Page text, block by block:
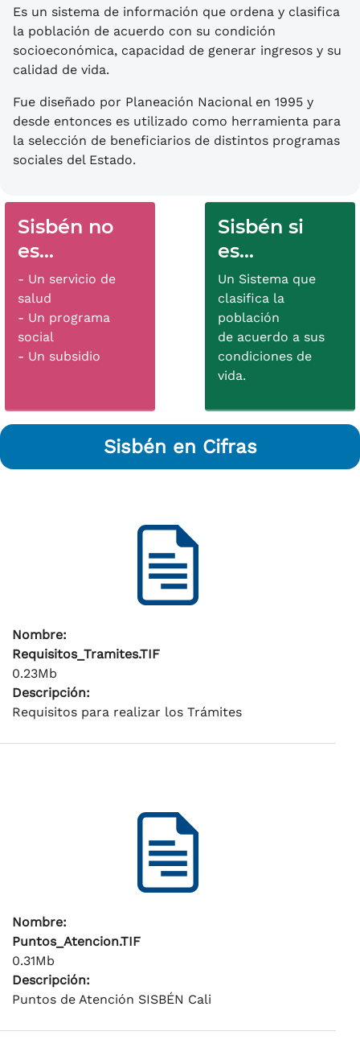
Es un sistema de información que ordena y clasifica
la población de acuerdo con su condición
socioeconómica, capacidad de generar ingresos y su
calidad de vida.
Fue diseñado por Planeación Nacional en 1995 y
desde entonces es utilizado como herramienta para
la selección de beneficiarios de distintos programas
sociales del Estado.
Sisbén no
es...
- Un servicio de
salud
- Un programa
social
- Un subsidio
Sisbén si
es...
Un Sistema que
clasifica la
población
de acuerdo a sus
condiciones de
vida.
Sisbén en Cifras
Nombre:
Requisitos_Tramites.TIF
0.23Mb
Descripción:
Requisitos para realizar los Trámites
Nombre:
Puntos_Atencion.TIF
0.31Mb
Descripción:
Puntos de Atención SISBÉN Cali